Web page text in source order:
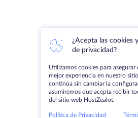
¿Acepta las cookies
de privacidad?
Utilizamos cookies para asegurar
mejor experiencia en nuestro
continúa sin cambiar la
asumiremos que acepta recibir
del sitio web HostZealot.
Política de Privacidad